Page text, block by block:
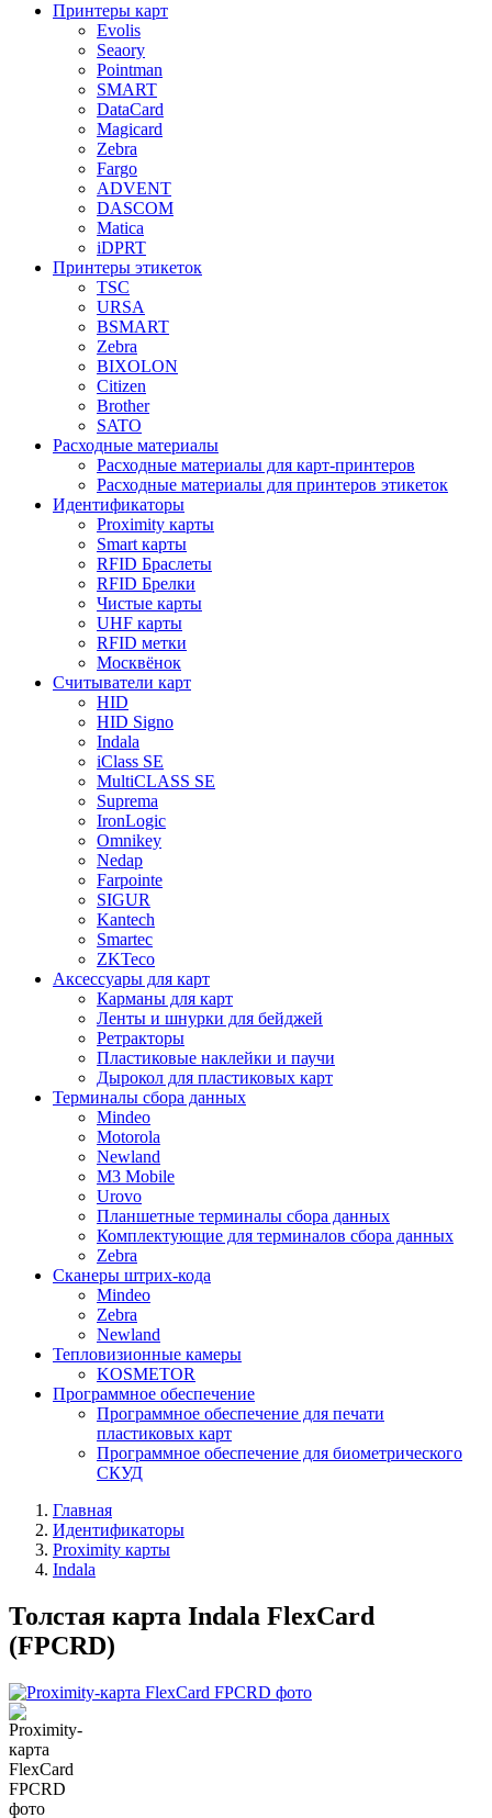
Принтеры карт
Evolis
Seaory
Pointman
SMART
DataCard
Magicard
Zebra
Fargo
ADVENT
DASCOM
Matica
iDPRT
Принтеры этикеток
TSC
URSA
BSMART
Zebra
BIXOLON
Citizen
Brother
SATO
Расходные материалы
Расходные материалы для карт-принтеров
Расходные материалы для принтеров этикеток
Идентификаторы
Proximity карты
Smart карты
RFID Браслеты
RFID Брелки
Чистые карты
UHF карты
RFID метки
Москвёнок
Считыватели карт
HID
HID Signo
Indala
iClass SE
MultiCLASS SE
Suprema
IronLogic
Omnikey
Nedap
Farpointe
SIGUR
Kantech
Smartec
ZKTeco
Аксессуары для карт
Карманы для карт
Ленты и шнурки для бейджей
Ретракторы
Пластиковые наклейки и паучи
Дырокол для пластиковых карт
Терминалы сбора данных
Mindeo
Motorola
Newland
M3 Mobile
Urovo
Планшетные терминалы сбора данных
Комплектующие для терминалов сбора данных
Zebra
Сканеры штрих-кода
Mindeo
Zebra
Newland
Тепловизионные камеры
KOSMETOR
Программное обеспечение
Программное обеспечение для печати
пластиковых карт
Программное обеспечение для биометрического
СКУД
Главная
Идентификаторы
Proximity карты
Indala
Толстая карта Indala FlexCard
(FPCRD)